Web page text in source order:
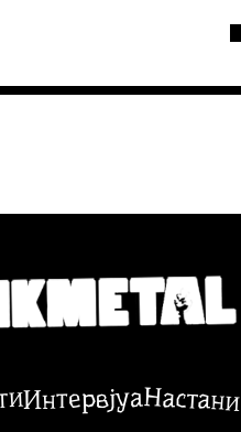
ИнтервјуаНастани